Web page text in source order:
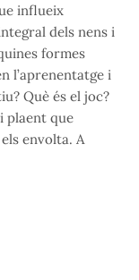
influeix
dels nens i
formes
l’aprenentatge i
Què és el joc?
plaent que
envolta. A